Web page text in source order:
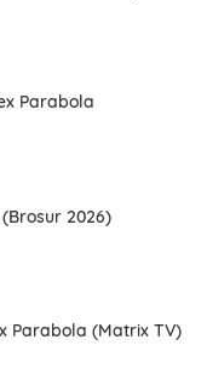
Parabola
2026)
Parabola (Matrix TV)